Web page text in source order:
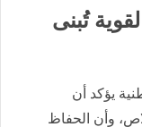
تُبنى
يؤكد أن
وأن الحفاظ